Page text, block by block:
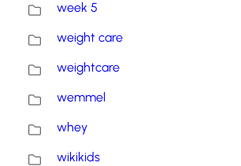
week 5
weight care
weightcare
wemmel
whey
wikikids